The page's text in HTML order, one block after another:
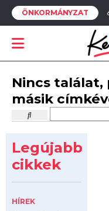
ÖNKORMÁNYZAT
Nincs találat,
másik
Legújabb
cikkek
HÍREK